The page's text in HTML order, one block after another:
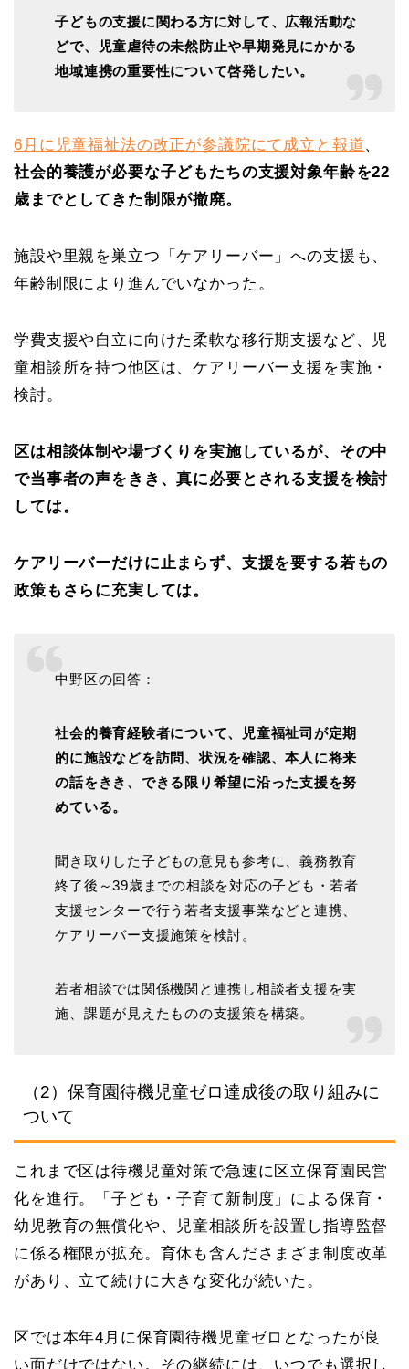
子どもの支援に関わる方に対して、広報活動な
どで、児童虐待の未然防止や早期発見にかかる
地域連携の重要性について啓発したい。
6月に児童福祉法の改正が参議院にて成立と報道、
社会的養護が必要な子どもたちの支援対象年齢を22
歳までとしてきた制限が撤廃。
施設や里親を巣立つ「ケアリーバー」への支援も、
年齢制限により進んでいなかった。
学費支援や自立に向けた柔軟な移行期支援など、児
童相談所を持つ他区は、ケアリーバー支援を実施・
検討。
区は相談体制や場づくりを実施しているが、その中
で当事者の声をきき、真に必要とされる支援を検討
しては。
ケアリーバーだけに止まらず、支援を要する若もの
政策もさらに充実しては。
中野区の回答：
社会的養育経験者について、児童福祉司が定期
的に施設などを訪問、状況を確認、本人に将来
の話をきき、できる限り希望に沿った支援を努
めている。
聞き取りした子どもの意見も参考に、義務教育
終了後～39歳までの相談を対応の子ども・若者
支援センターで行う若者支援事業などと連携、
ケアリーバー支援施策を検討。
若者相談では関係機関と連携し相談者支援を実
施、課題が見えたものの支援策を構築。
（2）保育園待機児童ゼロ達成後の取り組みに
ついて
これまで区は待機児童対策で急速に区立保育園民営
化を進行。「子ども・子育て新制度」による保育・
幼児教育の無償化や、児童相談所を設置し指導監督
に係る権限が拡充。育休も含んださまざま制度改革
があり、立て続けに大きな変化が続いた。
区では本年4月に保育園待機児童ゼロとなったが良
い面だけではない。その継続には、いつでも選択し